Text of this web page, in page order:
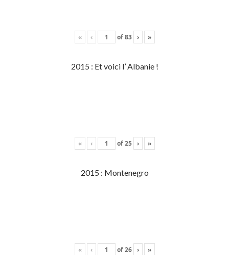
« ‹ of83 › »
2015 : Et voici l’ Albanie !
« ‹ of25 › »
2015 : Montenegro
« ‹ of26 › »